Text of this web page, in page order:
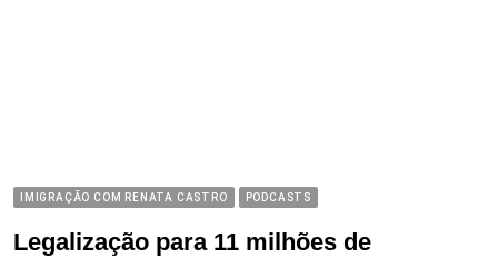
IMIGRAÇÃO COM RENATA CASTRO PODCASTS
Legalização para 11 milhões de